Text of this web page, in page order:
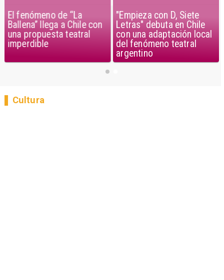
El fenómeno de “La
Ballena” llega a Chile con
una propuesta teatral
imperdible
"Empieza con D, Siete
Letras" debuta en Chile
con una adaptación local
del fenómeno teatral
argentino
Cultura